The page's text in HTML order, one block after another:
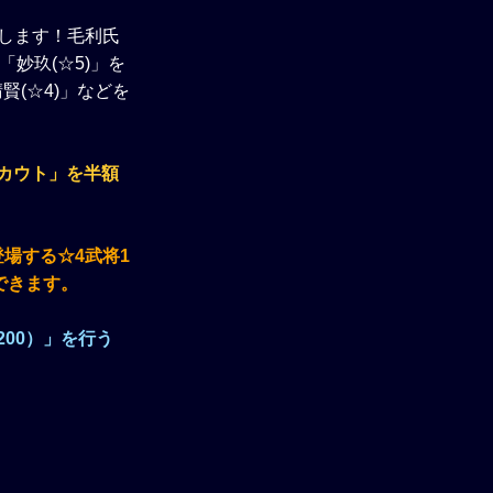
ます！毛利氏
妙玖(☆5)」を
(☆4)」などを
ウト」を半額
場する☆4武将1
ます。
）」を行う